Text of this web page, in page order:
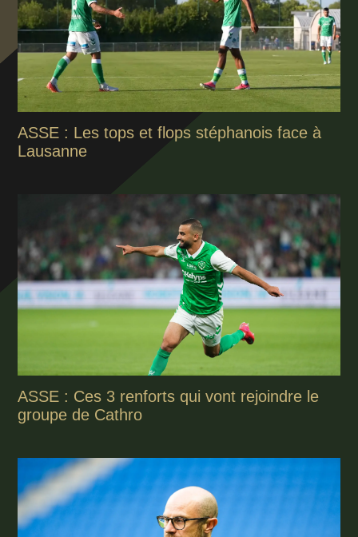
ASSE : Les tops et flops stéphanois face à
Lausanne
ASSE : Ces 3 renforts qui vont rejoindre le
groupe de Cathro